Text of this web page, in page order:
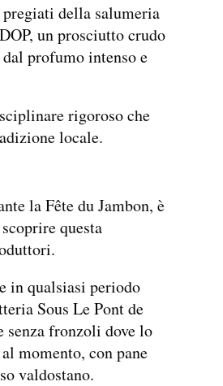
della salumeria
un prosciutto crudo
profumo intenso e
rigoroso che
locale.
la Fête du Jambon, è
questa
in qualsiasi periodo
Sous Le Pont de
senza fronzoli dove lo
momento, con pane
valdostano.